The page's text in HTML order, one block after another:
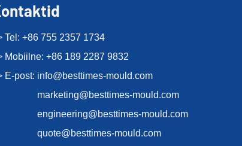
Tel: +86 755 2357 1734
Mobiilne: +86 189 2287 9832
E-post: info@besttimes-mould.com
marketing@besttimes-mould.com
engineering@besttimes-mould.com
quote@besttimes-mould.com